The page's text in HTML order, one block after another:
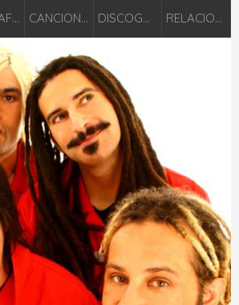
BIOGRAFIÁ CANCIONES DISCOGRAFÍA RELACIONADOS